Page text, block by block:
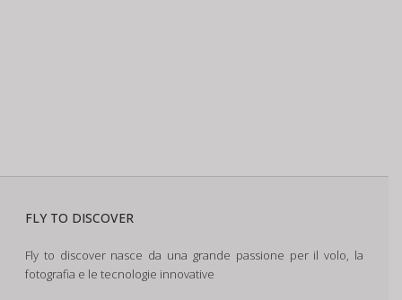
FLY TO DISCOVER
Fly to discover nasce da una grande passione per il volo, la
fotografia e le tecnologie innovative